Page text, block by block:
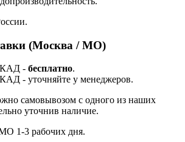
(Москва / МО)
- бесплатно.
- уточняйте у менеджеров.
самовывозом с одного из наших
уточнив наличие.
1-3 рабочих дня.